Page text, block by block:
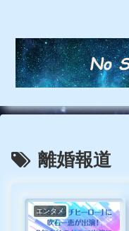
離婚報道
エンタメ